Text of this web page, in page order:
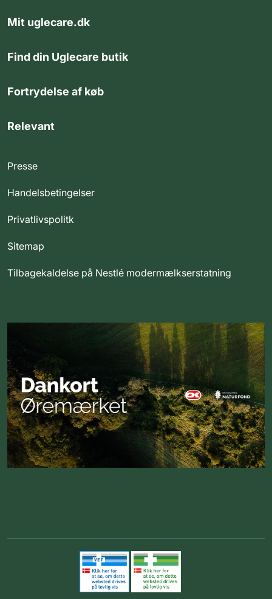
Mit uglecare.dk
Find din Uglecare butik
Fortrydelse af køb
Relevant
Presse
Handelsbetingelser
Privatlivspolitk
Sitemap
Tilbagekaldelse på Nestlé modermælkserstatning